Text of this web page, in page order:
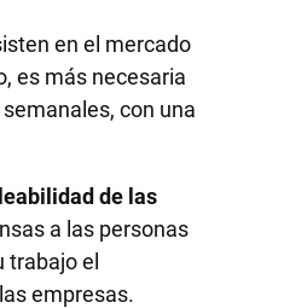
en el mercado
es más necesaria
con una
de las
a las personas
trabajo el
empresas.